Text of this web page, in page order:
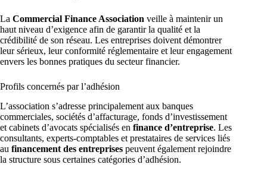
La Commercial Finance Association veille à maintenir un
haut niveau d’exigence afin de garantir la qualité et la
crédibilité de son réseau. Les entreprises doivent démontrer
leur sérieux, leur conformité réglementaire et leur engagement
envers les bonnes pratiques du secteur financier.
Profils concernés par l’adhésion
L’association s’adresse principalement aux banques
commerciales, sociétés d’affacturage, fonds d’investissement
et cabinets d’avocats spécialisés en finance d’entreprise. Les
consultants, experts-comptables et prestataires de services liés
au financement des entreprises peuvent également rejoindre
la structure sous certaines catégories d’adhésion.